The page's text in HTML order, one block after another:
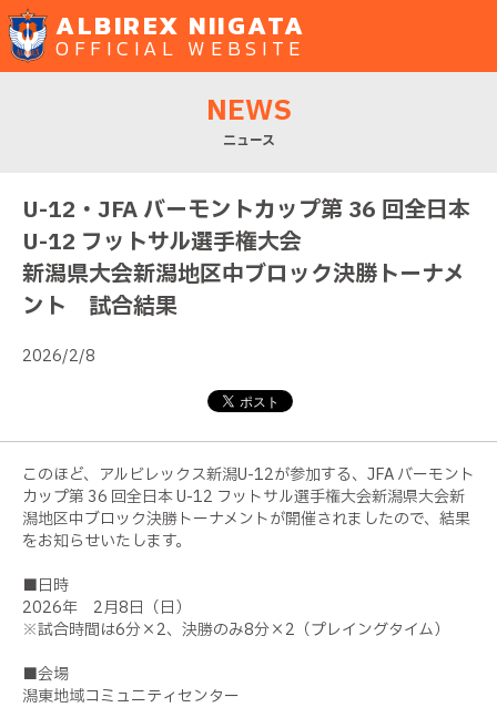
ALBIREX NIIGATA
OFFICIAL WEBSITE
NEWS
ニュース
U-12・JFA バーモントカップ第 36 回全日本
U-12 フットサル選手権大会
新潟県大会新潟地区中ブロック決勝トーナメ
ント 試合結果
2026/2/8
このほど、アルビレックス新潟U-12が参加する、JFA バーモント
カップ第 36 回全日本 U-12 フットサル選手権大会新潟県大会新
潟地区中ブロック決勝トーナメントが開催されましたので、結果
をお知らせいたします。
■日時
2026年 2月8日（日）
※試合時間は6分×2、決勝のみ8分×2（プレイングタイム）
■会場
潟東地域コミュニティセンター